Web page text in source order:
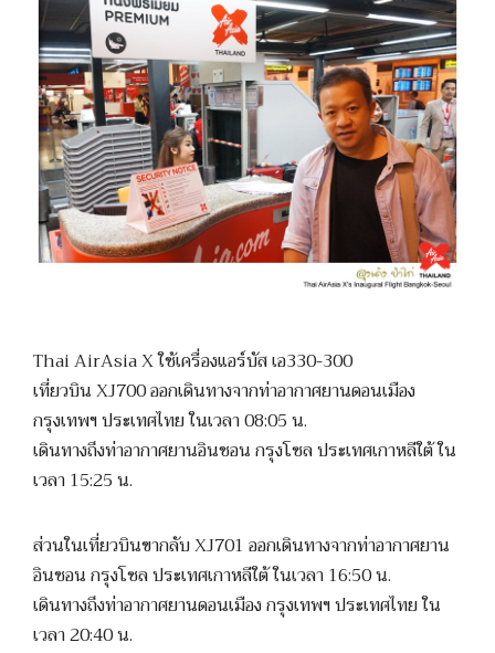
Thai AirAsia X ใช้เครื่องแอร์บัส เอ330-300
เที่ยวบิน XJ700 ออกเดินทางจากท่าอากาศยานดอนเมือง
กรุงเทพฯ ประเทศไทย ในเวลา 08:05 น.
เดินทางถึงท่าอากาศยานอินชอน กรุงโซล ประเทศเกาหลีใต้ ใน
เวลา 15:25 น.
ส่วนในเที่ยวบินขากลับ XJ701 ออกเดินทางจากท่าอากาศยาน
อินชอน กรุงโซล ประเทศเกาหลีใต้ ในเวลา 16:50 น.
เดินทางถึงท่าอากาศยานดอนเมือง กรุงเทพฯ ประเทศไทย ใน
เวลา 20:40 น.